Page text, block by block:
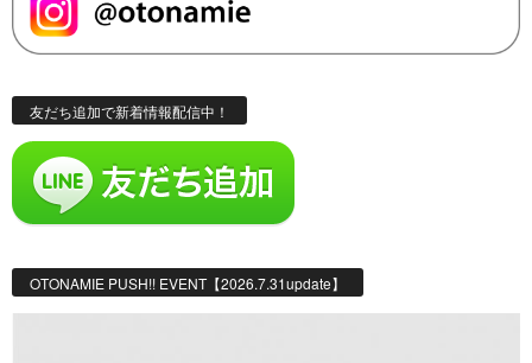
友だち追加で新着情報配信中！
OTONAMIE PUSH!! EVENT【2026.7.31update】